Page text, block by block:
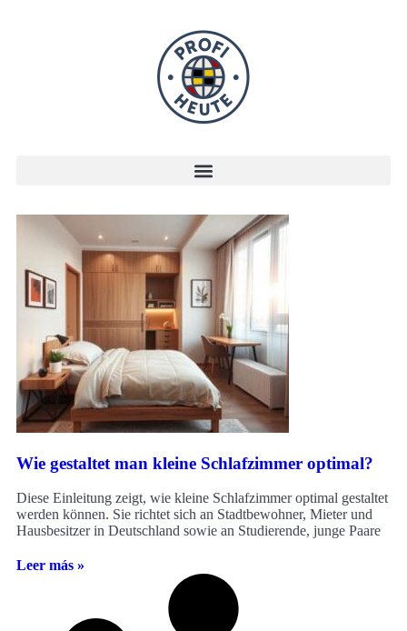
Wie gestaltet man kleine Schlafzimmer optimal?
Diese Einleitung zeigt, wie kleine Schlafzimmer optimal gestaltet
werden können. Sie richtet sich an Stadtbewohner, Mieter und
Hausbesitzer in Deutschland sowie an Studierende, junge Paare
Leer más »